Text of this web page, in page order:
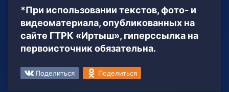
*При использовании текстов, фото- и
видеоматериала, опубликованных на
сайте ГТРК «Иртыш», гиперссылка на
первоисточник обязательна.
Поделиться Поделиться